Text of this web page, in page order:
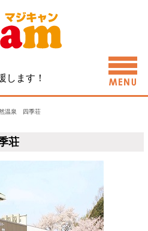
します！
温泉 四季荘
荘